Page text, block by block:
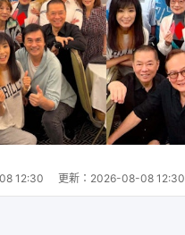
12:30 更新： 2026-08-08 12:30